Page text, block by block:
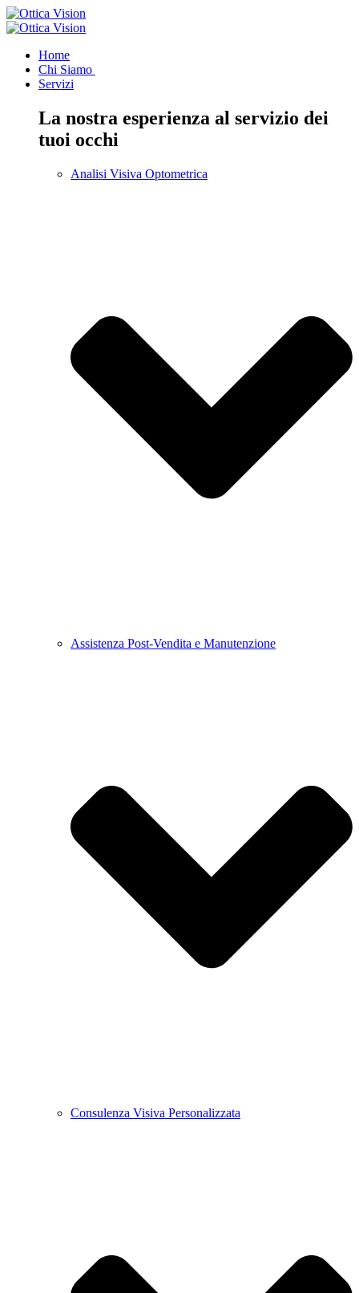
Home
Chi Siamo
Servizi
La nostra esperienza al servizio dei
tuoi occhi
Analisi Visiva Optometrica
Assistenza Post-Vendita e Manutenzione
Consulenza Visiva Personalizzata